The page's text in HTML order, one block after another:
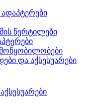
წერტილები
და აქსესუარები